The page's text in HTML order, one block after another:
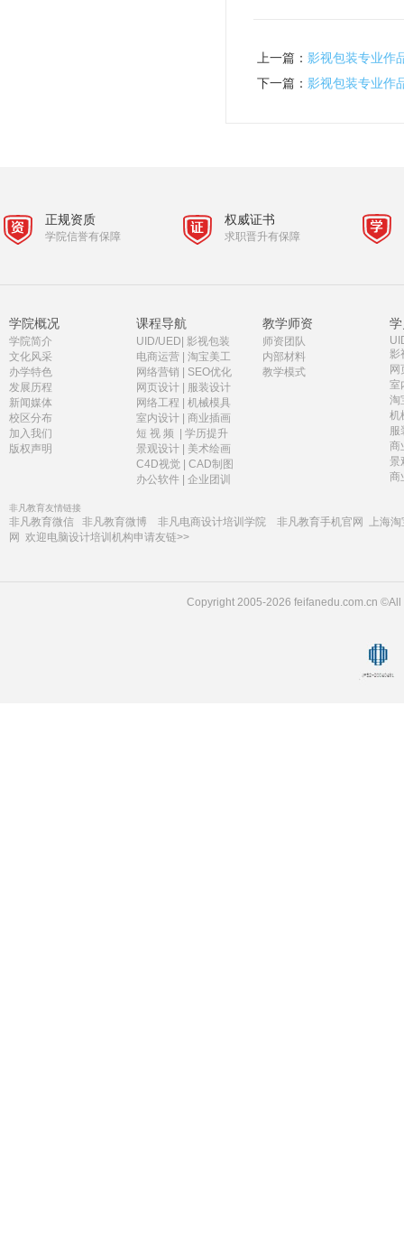
上一篇： 影视包装专业作
下一篇： 影视包装专业作
正规资质
学院信誉有保障
权威证书
求职晋升有保障
学院概况
学院简介
文化风采
办学特色
发展历程
新闻媒体
校区分布
加入我们
版权声明
课程导航
UID/UED 影视包装
电商运营| 淘宝美工
网络营销
SEO优化
网页设计|
服装设计
网络工程
机械模具
室内设计| 商业插画
短 视 频
学历提升
景观设计|
美术绘画
C4D视觉| CAD制图
办公软件| 企业团训
教学师资
师资团队
内部材料
教学模式
影
网
室
淘
机
服
商
景
商
非凡教育友情链接
非凡教育微信 非凡教育微博 非凡电商设计培训学院 非凡教育手机官网
上海
网 欢迎电脑设计培训机构申请友链>>
Copyright 2005-2026 feifanedu.com.cn